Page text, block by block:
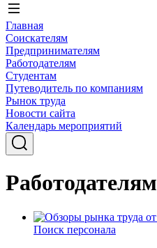
Главная
Соискателям
Предпринимателям
Работодателям
Студентам
Путеводитель по компаниям
Рынок труда
Новости сайта
Календарь мероприятий
Работодателям
Поиск персонала